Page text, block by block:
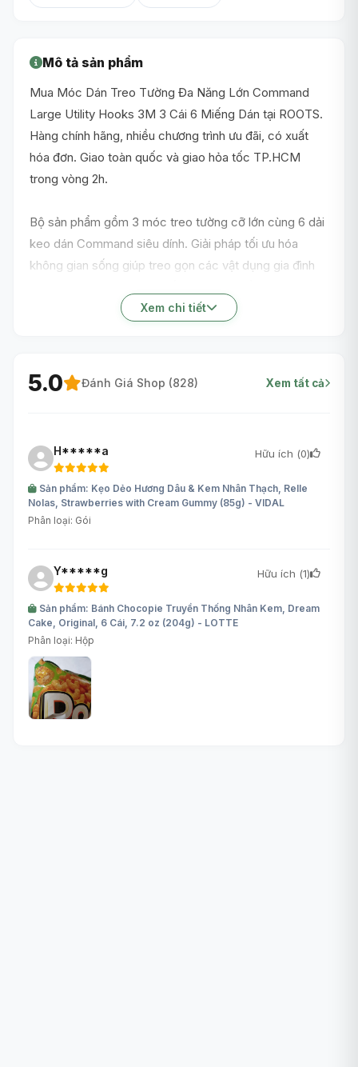
Mô tả sản phẩm
Mua Móc Dán Treo Tường Đa Năng Lớn Command
Large Utility Hooks 3M 3 Cái 6 Miếng Dán tại ROOTS.
Hàng chính hãng, nhiều chương trình ưu đãi, có xuất
hóa đơn. Giao toàn quốc và giao hỏa tốc TP.HCM
trong vòng 2h.
Bộ sản phẩm gồm 3 móc treo tường cỡ lớn cùng 6 dải
keo dán Command siêu dính. Giải pháp tối ưu hóa
không gian sống giúp treo gọn các vật dụng gia đình
Keo Command hít chặt vào mặt tường phẳng, tủ kính,
Xem chi tiết
5.0 Đánh Giá Shop (828) Xem tất cả
H*****a Hữu ích (0)
Sản phẩm: Kẹo Dẻo Hương Dâu & Kem Nhân Thạch, Relle
Nolas, Strawberries with Cream Gummy (85g) - VIDAL
Phân loại: Gói
Y*****g Hữu ích (1)
Sản phẩm: Bánh Chocopie Truyền Thống Nhân Kem, Dream
Cake, Original, 6 Cái, 7.2 oz (204g) - LOTTE
Phân loại: Hộp